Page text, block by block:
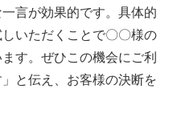
言が効果的です。具体的
いただくことで〇〇様の
す。ぜひこの機会にご利
と伝え、お客様の決断を